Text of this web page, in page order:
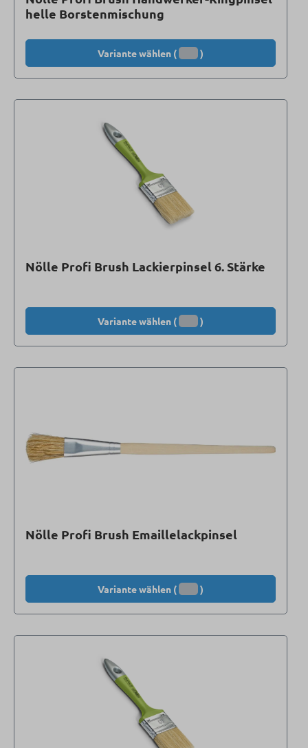
helle Borstenmischung
Variante wählen ( )
Nölle Profi Brush Lackierpinsel 6. Stärke
Variante wählen ( )
Nölle Profi Brush Emaillelackpinsel
Variante wählen ( )